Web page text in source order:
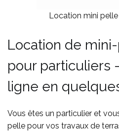
Location mini
Location de
pour particuliers
ligne en
Vous êtes un particulier et
pelle pour vos travaux de